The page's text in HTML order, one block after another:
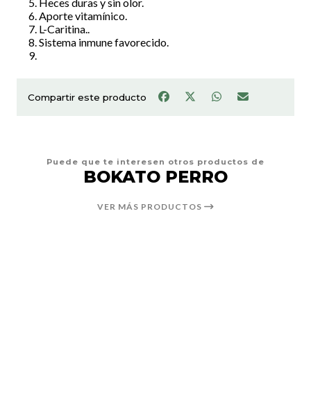
Aporte vitamínico.
L-Caritina..
Sistema inmune favorecido.
Compartir este producto
Puede que te interesen otros productos de
BOKATO PERRO
VER MÁS PRODUCTOS